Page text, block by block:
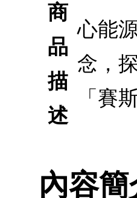
商
品
描
述
心能
念，
「賽
內容簡